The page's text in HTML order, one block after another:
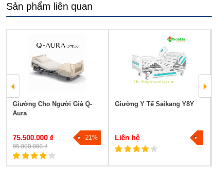
Sản phẩm liên quan
Giường Cho Người Già Q-
Aura
75.500.000 ₫
95.000.000 ₫
-21%
Giường Y Tế Saikang Y8Y
Liên hệ